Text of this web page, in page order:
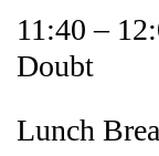
11:40 –
Doubt
Lunch